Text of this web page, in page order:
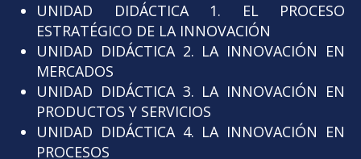
UNIDAD DIDÁCTICA 1. EL PROCESO
ESTRATÉGICO DE LA INNOVACIÓN
UNIDAD DIDÁCTICA 2. LA INNOVACIÓN EN
MERCADOS
UNIDAD DIDÁCTICA 3. LA INNOVACIÓN EN
PRODUCTOS Y SERVICIOS
UNIDAD DIDÁCTICA 4. LA INNOVACIÓN EN
PROCESOS